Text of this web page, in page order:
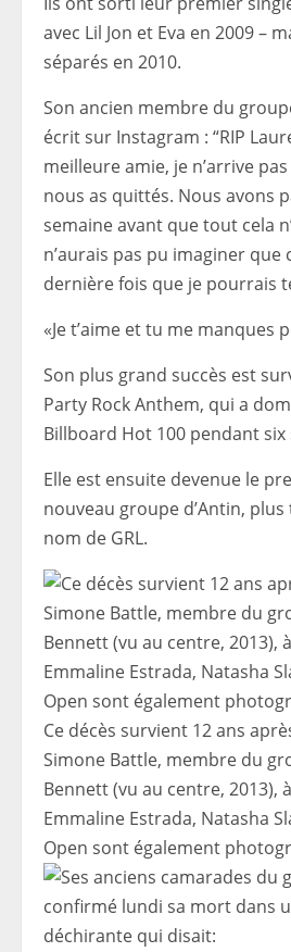
avec Lil Jon et Eva en 2009 –
séparés en 2010.
Son ancien membre du
écrit sur Instagram : “RIP
meilleure amie, je n’arrive
nous as quittés. Nous avons
semaine avant que tout cela
n’aurais pas pu imaginer que
dernière fois que je pourrais
«Je t’aime et tu me manques
Son plus grand succès est
Party Rock Anthem, qui a
Billboard Hot 100 pendant six
Elle est ensuite devenue le
nouveau groupe d’Antin,
nom de GRL.
Ce décès survient 12 ans
Simone Battle, membre du
Bennett (vu au centre, 2013),
Emmaline Estrada, Natasha
Open sont également